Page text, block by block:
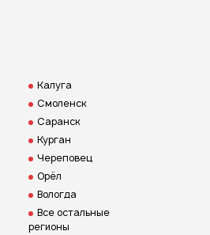
Калуга
Смоленск
Саранск
Курган
Череповец
Орёл
Вологда
Все остальные
регионы